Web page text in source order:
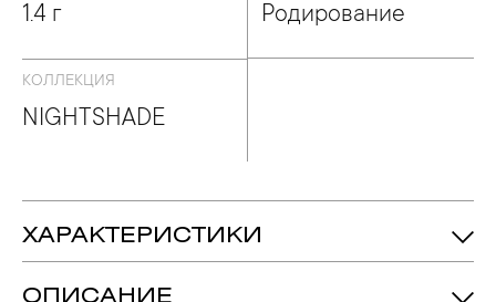
1.4 г Родирование
КОЛЛЕКЦИЯ
NIGHTSHADE
ХАРАКТЕРИСТИКИ
ОПИСАНИЕ